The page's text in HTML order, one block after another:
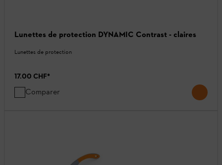
Lunettes de protection DYNAMIC Contrast - claires
Lunettes de protection
17.00 CHF*
Comparer